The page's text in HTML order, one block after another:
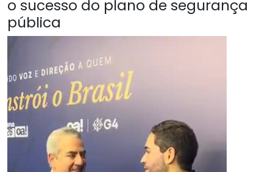
o sucesso do plano de segurança
pública